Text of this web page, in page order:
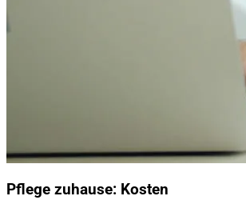
Pflege zuhause: Kosten